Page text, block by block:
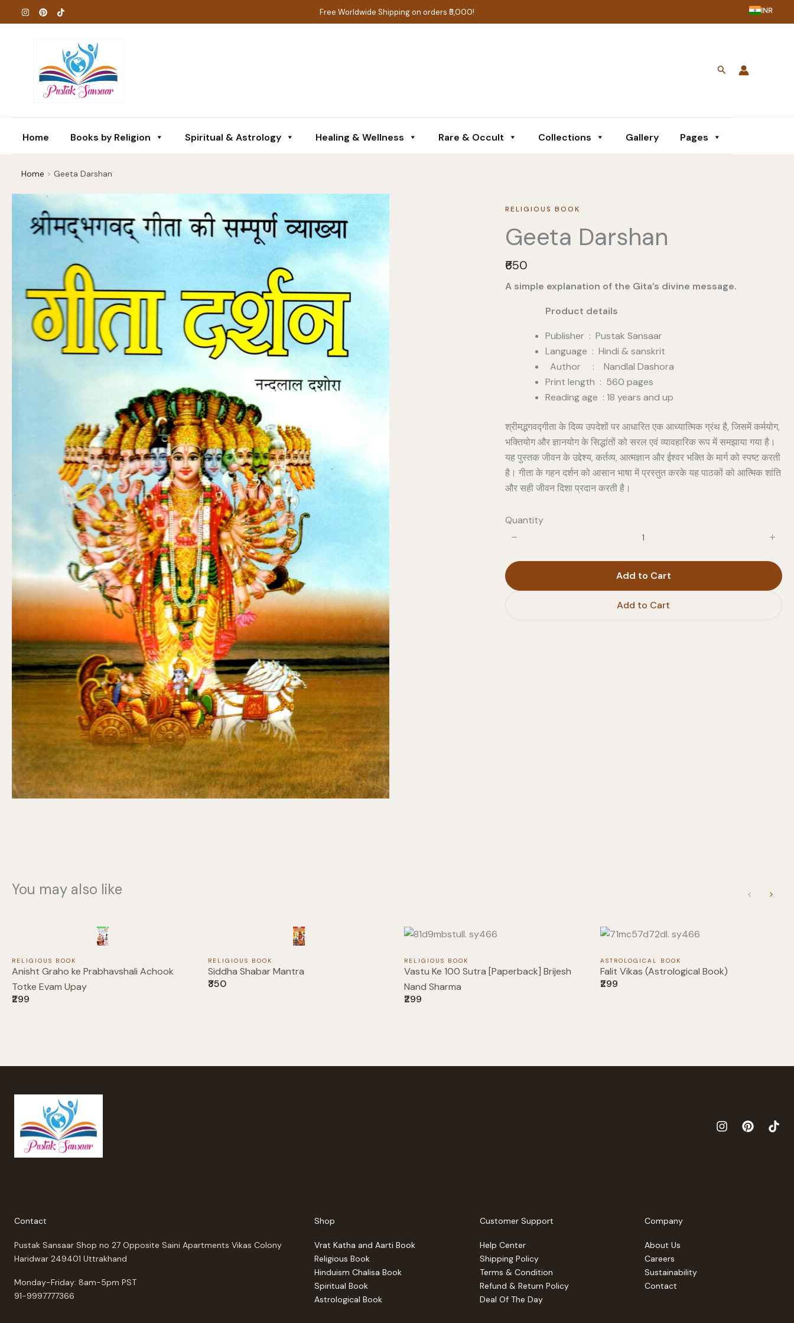
to
Free Worldwide Shipping on orders ₹5,000! INR
Search
Home Books by Religion Spiritual & Astrology Healing & Wellness Rare & Occult Collections Gallery Pages
Home Geeta Darshan
RELIGIOUS BOOK
Geeta Darshan
N
o
₹650
A simple explanation of the Gita’s divine message.
Product details
Publisher ‏ : ‎ Pustak Sansaar
Language : Hindi & sanskrit
Author : Nandlal Dashora
Print length : 560 pages
Reading age : 18 years and up
श्रीमद्भगवद्गीता के दिव्य उपदेशों पर आधारित एक आध्यात्मिक ग्रंथ है, जिसमें कर्मयोग,
भक्तियोग और ज्ञानयोग के सिद्धांतों को सरल एवं व्यावहारिक रूप में समझाया गया है।
यह पुस्तक जीवन के उद्देश्य, कर्तव्य, आत्मज्ञान और ईश्वर भक्ति के मार्ग को स्पष्ट करती
है। गीता के गहन दर्शन को आसान भाषा में प्रस्तुत करके यह पाठकों को आत्मिक शांति
और सही जीवन दिशा प्रदान करती है।
Quantity
Add to Cart
Add to Cart
You may also like
PreviousNext
RELIGIOUS BOOK
Anisht Graho ke Prabhavshali Achook
Totke Evam Upay
₹299
RELIGIOUS BOOK
Siddha Shabar Mantra
₹350
RELIGIOUS BOOK
Vastu Ke 100 Sutra [Paperback] Brijesh
Nand Sharma
₹299
ASTROLOGICAL BOOK
Falit Vikas (Astrological Book)
₹299
Contact
Pustak Sansaar Shop no 27 Opposite Saini Apartments Vikas Colony
Haridwar 249401 Uttrakhand
Monday-Friday: 8am-5pm PST
91-9997777366
Shop
Vrat Katha and Aarti Book
Religious Book
Hinduism Chalisa Book
Spiritual Book
Astrological Book
Customer Support
Help Center
Shipping Policy
Terms & Condition
Refund & Return Policy
Deal Of The Day
Company
About Us
Careers
Sustainability
Contact
Write a review
Your rating
Title*
Your review
Submit Review